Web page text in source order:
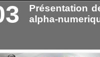
Présentation
alpha-